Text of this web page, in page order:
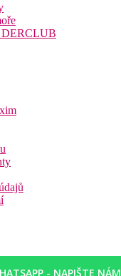
DERCLUB
- NAPIŠTE NÁM